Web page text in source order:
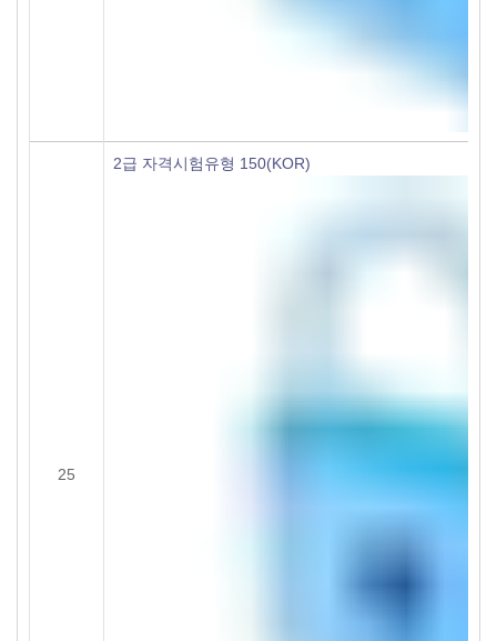
25
2급 자격시험유형 150(KOR)